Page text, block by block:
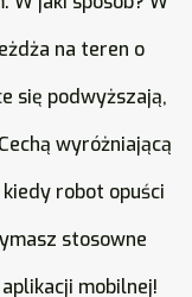
na teren o
się podwyższają,
wyróżniającą
robot opuści
stosowne
mobilnej!